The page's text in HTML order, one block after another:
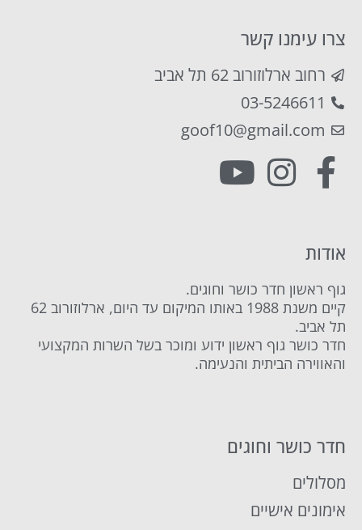
צרו עימנו קשר
רחוב ארלוזורוב 62 תל אביב
03-5246611
goof10@gmail.com
אודות
גוף ראשון חדר כושר וחוגים.
קיים משנת 1988 באותו המיקום עד היום, ארלוזורוב 62
תל אביב.
חדר כושר גוף ראשון ידוע ומוכר בשל השרות המקצועי
והאווירה הביתית והנעימה.
חדר כושר וחוגים
מסלולים
אימונים אישיים